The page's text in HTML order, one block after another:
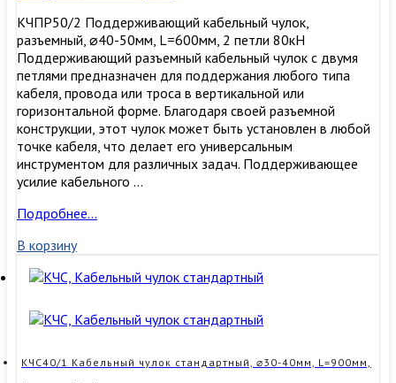
КЧПР50/2 Поддерживающий кабельный чулок,
разъемный, ⌀40-50мм, L=600мм, 2 петли 80кН
Поддерживающий разъемный кабельный чулок с двумя
петлями предназначен для поддержания любого типа
кабеля, провода или троса в вертикальной или
горизонтальной форме. Благодаря своей разъемной
конструкции, этот чулок может быть установлен в любой
точке кабеля, что делает его универсальным
инструментом для различных задач. Поддерживающее
усилие кабельного …
КЧПР50/2
кабельный
чулок,
разъемный,
50мм,
петли
Подробнее…
В корзину
КЧС40/1 Кабельный чулок стандартный, ⌀30-40мм, L=900мм,